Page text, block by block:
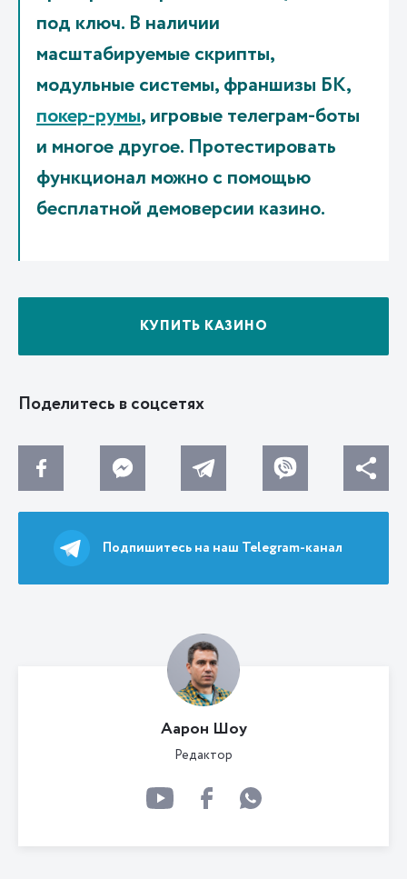
под ключ. В наличии
масштабируемые скрипты,
модульные системы, франшизы БК,
покер-румы, игровые телеграм-боты
и многое другое. Протестировать
функционал можно с помощью
бесплатной демоверсии казино.
КУПИТЬ КАЗИНО
Поделитесь в соцсетях
Подпишитесь на наш Telegram-канал
Аарон Шоу
Редактор